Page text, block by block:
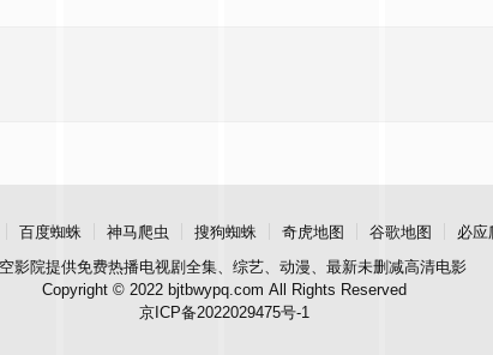
百度蜘蛛 神马爬虫 搜狗蜘蛛 奇虎地图 谷歌地图
必应
影院提供免费热播电视剧全集、综艺、动漫、最新未删减高清电影
Copyright © 2022 bjtbwypq.com All Rights Reserved
京ICP备2022029475号-1